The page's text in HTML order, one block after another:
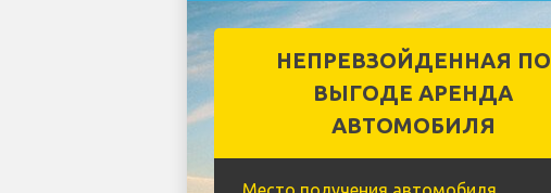
НЕПРЕВЗОЙДЕННАЯ ПО
ВЫГОДЕ АРЕНДА
АВТОМОБИЛЯ